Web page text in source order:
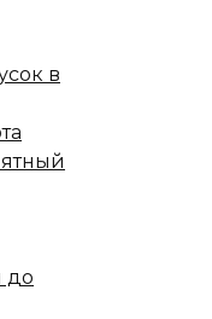
в
до